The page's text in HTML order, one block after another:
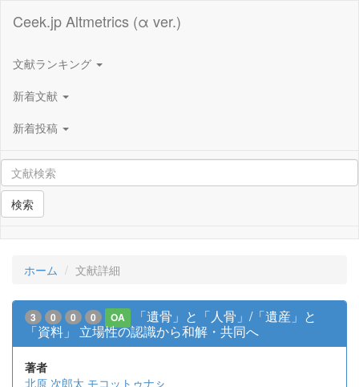
Ceek.jp Altmetrics (α ver.)
文献ランキング
新着文献
新着投稿
検索
ホーム 文献詳細
3 0 0 0 OA
「遺骨」と「人骨」/「遺産」と
「資料」 立場性の認識から和解・共同へ
著者
北原 次郎太 モコットゥナㇱ